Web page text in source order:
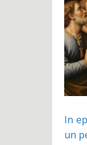
In
un